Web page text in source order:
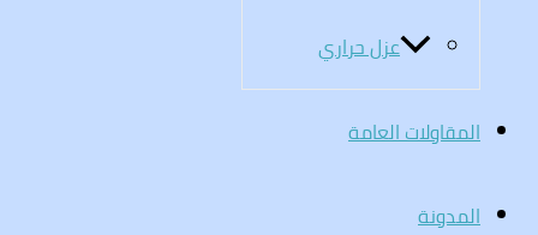
عزل حراري
المقاولات العامة
المدونة